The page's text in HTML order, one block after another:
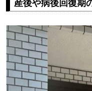
産後や病後回復期